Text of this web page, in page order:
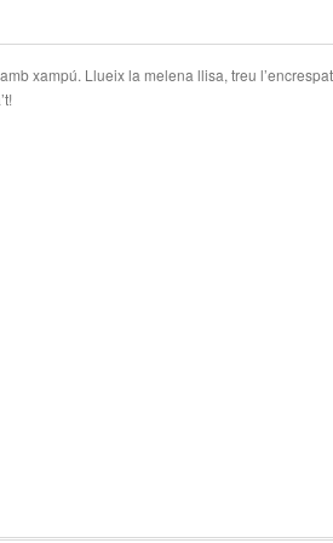
xampú. Llueix la melena llisa, treu